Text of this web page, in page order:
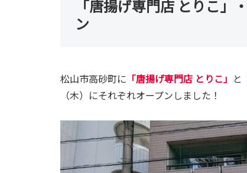
「唐揚げ専門店 とりこ
ン
松山市高砂町に 「唐揚げ専門店 とりこ」 と
（木）にそれぞれオープンしました！